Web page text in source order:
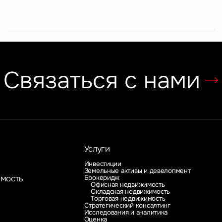
Связаться с нами
Услуги
Инвестиции
Земельные активы и девелопмент
Брокеридж
Офисная недвижимость
Складская недвижимость
Торговая недвижимость
Стратегический консалтинг
Исследования и аналитика
Оценка